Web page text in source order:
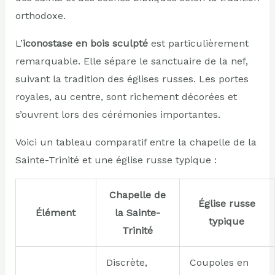
orthodoxe.
L’iconostase en bois sculptéest particulièrement
remarquable. Elle sépare le sanctuaire de la nef,
suivant la tradition des églises russes. Les portes
royales, au centre, sont richement décorées et
s’ouvrent lors des cérémonies importantes.
Voici un tableau comparatif entre la chapelle de la
Sainte-Trinité et une église russe typique :
Élément
Chapelle de
la Sainte-
Trinité
Église russe
typique
Discrète,
Coupoles en